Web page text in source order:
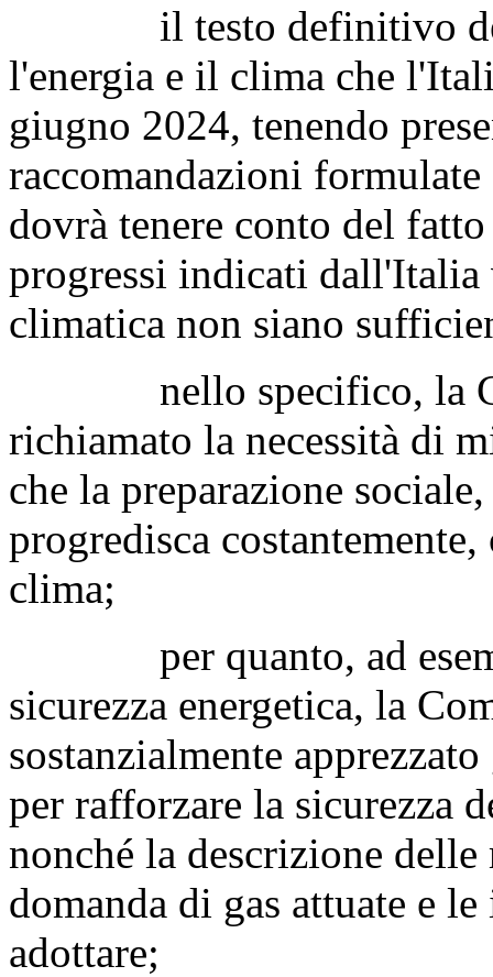
il testo definitivo del
l'energia e il clima che
giugno 2024, tenendo
raccomandazioni
dovrà tenere conto del
progressi indicati
climatica non siano
nello specifico, la
richiamato la necessità di
che la preparazione
progredisca
clima;
per quanto, ad
sicurezza energetica, la
sostanzialmente
per rafforzare la sicurezza
nonché la descrizione
domanda di gas attuate e
adottare;